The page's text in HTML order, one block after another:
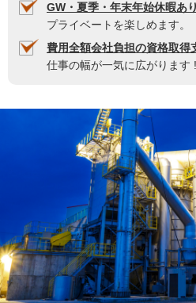
GW・夏季・年末年始休暇あり
プライベートを楽しめます。
費用全額会社負担の資格取得
仕事の幅が一気に広がります !